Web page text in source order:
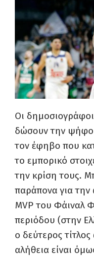
Οι
δώσουν την ψήφο
τον έφηβο που
το εμπορικό
την κρίση τους.
παράπονα για την
MVP του Φάιναλ
περιόδου (στην
ο δεύτερος
αλήθεια είναι